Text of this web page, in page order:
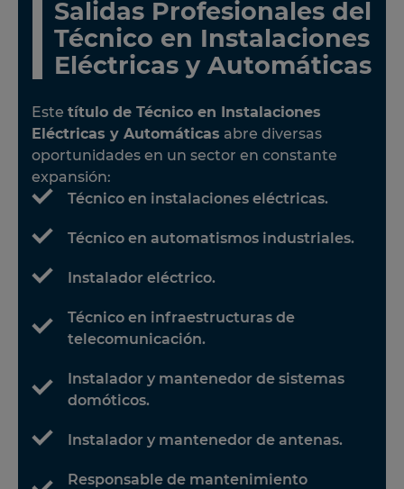
Salidas Profesionales del
Técnico en Instalaciones
Eléctricas y Automáticas
Este título de Técnico en Instalaciones
Eléctricas y Automáticas abre diversas
oportunidades en un sector en constante
expansión:
Técnico en instalaciones eléctricas.
Técnico en automatismos industriales.
Instalador eléctrico.
Técnico en infraestructuras de
telecomunicación.
Instalador y mantenedor de sistemas
domóticos.
Instalador y mantenedor de antenas.
Responsable de mantenimiento